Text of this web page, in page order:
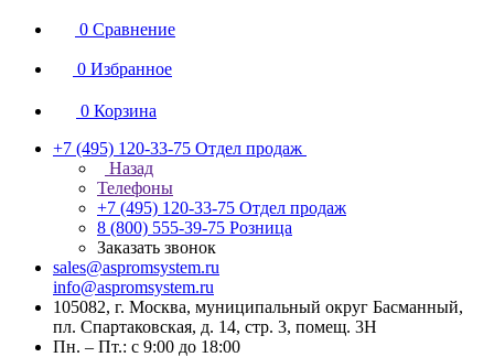
0 Сравнение
0 Избранное
0 Корзина
+7 (495) 120-33-75 Отдел продаж
Назад
Телефоны
+7 (495) 120-33-75 Отдел продаж
8 (800) 555-39-75 Розница
Заказать звонок
sales@aspromsystem.ru
info@aspromsystem.ru
105082, г. Москва, муниципальный округ Басманный,
пл. Спартаковская, д. 14, стр. 3, помещ. 3Н
Пн. – Пт.: с 9:00 до 18:00